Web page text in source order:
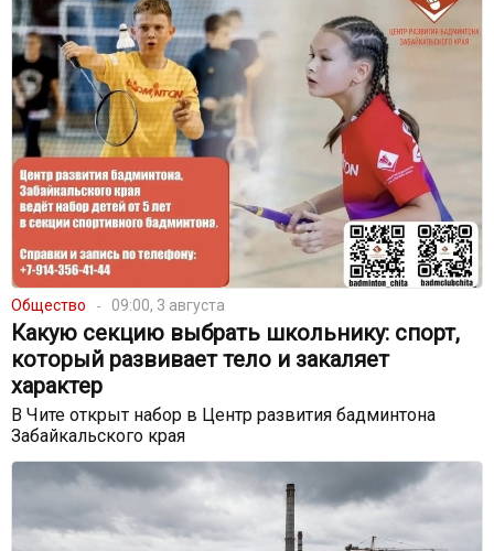
Общество 09:00, 3 августа
Какую секцию выбрать школьнику: спорт,
который развивает тело и закаляет
характер
В Чите открыт набор в Центр развития бадминтона
Забайкальского края